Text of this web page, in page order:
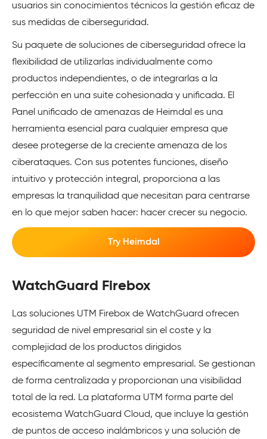
usuarios sin conocimientos técnicos la gestión eficaz de
sus medidas de ciberseguridad.
Su paquete de soluciones de ciberseguridad ofrece la
flexibilidad de utilizarlas individualmente como
productos independientes, o de integrarlas a la
perfección en una suite cohesionada y unificada. El
Panel unificado de amenazas de Heimdal es una
herramienta esencial para cualquier empresa que
desee protegerse de la creciente amenaza de los
ciberataques. Con sus potentes funciones, diseño
intuitivo y protección integral, proporciona a las
empresas la tranquilidad que necesitan para centrarse
en lo que mejor saben hacer: hacer crecer su negocio.
Try Heimdal
WatchGuard Firebox
Las soluciones UTM Firebox de WatchGuard ofrecen
seguridad de nivel empresarial sin el coste y la
complejidad de los productos dirigidos
específicamente al segmento empresarial. Se gestionan
de forma centralizada y proporcionan una visibilidad
total de la red. La plataforma UTM forma parte del
ecosistema WatchGuard Cloud, que incluye la gestión
de puntos de acceso inalámbricos y una solución de